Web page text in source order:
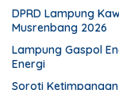
DPRD Lampung
Musrenbang 2026
Lampung Gaspol
Energi
Soroti